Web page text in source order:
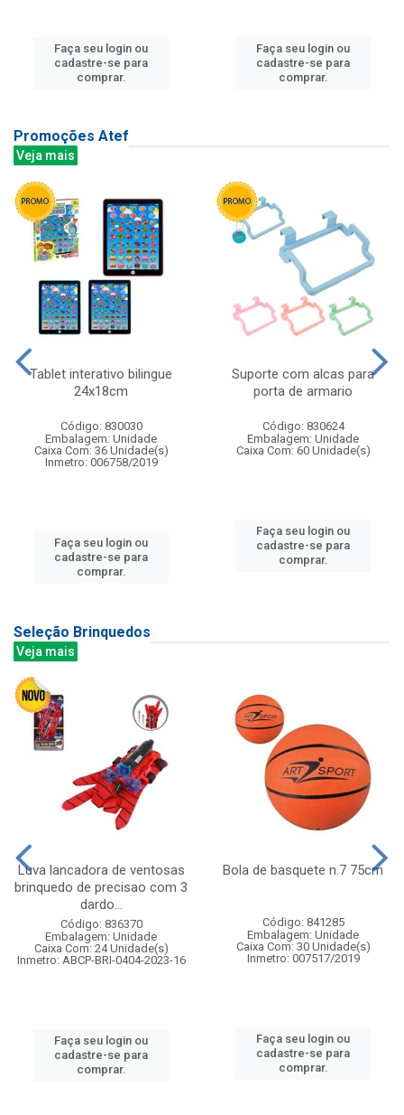
Faça seu login ou
cadastre-se para
comprar.
Faça seu login ou
cadastre-se para
comprar.
Promoções Atef
Veja mais
Tablet interativo bilingue
24x18cm
Código: 830030
Embalagem: Unidade
Caixa Com: 36 Unidade(s)
Inmetro: 006758/2019
Faça seu login ou
cadastre-se para
comprar.
Suporte com alcas para
porta de armario
Código: 830624
Embalagem: Unidade
Caixa Com: 60 Unidade(s)
Faça seu login ou
cadastre-se para
comprar.
Seleção Brinquedos
Veja mais
Luva lancadora de ventosas
brinquedo de precisao com 3
dardo...
Código: 836370
Embalagem: Unidade
Caixa Com: 24 Unidade(s)
Inmetro: ABCP-BRI-0404-2023-16
Faça seu login ou
cadastre-se para
comprar.
Bola de basquete n.7 75cm
Código: 841285
Embalagem: Unidade
Caixa Com: 30 Unidade(s)
Inmetro: 007517/2019
Faça seu login ou
cadastre-se para
comprar.